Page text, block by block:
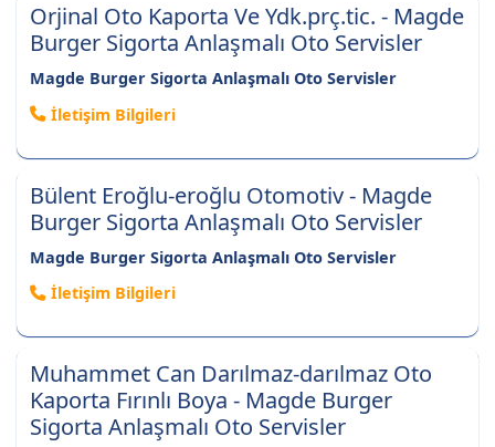
Orjinal Oto Kaporta Ve Ydk.prç.tic. - Magde
Burger Sigorta Anlaşmalı Oto Servisler
Magde Burger Sigorta Anlaşmalı Oto Servisler
İletişim Bilgileri
Bülent Eroğlu-eroğlu Otomotiv - Magde
Burger Sigorta Anlaşmalı Oto Servisler
Magde Burger Sigorta Anlaşmalı Oto Servisler
İletişim Bilgileri
Muhammet Can Darılmaz-darılmaz Oto
Kaporta Fırınlı Boya - Magde Burger
Sigorta Anlaşmalı Oto Servisler